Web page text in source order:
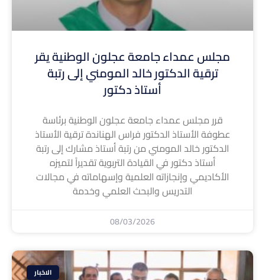
مجلس عمداء جامعة عجلون الوطنية يقر
ترقية الدكتور خالد المومني إلى رتبة
أستاذ دكتور
قرر مجلس عمداء جامعة عجلون الوطنية برئاسة
عطوفة الأستاذ الدكتور فراس الهناندة ترقية الأستاذ
الدكتور خالد المومني من رتبة أستاذ مشارك إلى رتبة
أستاذ دكتور في القيادة التربوية تقديراً لتميزه
الأكاديمي وإنجازاته العلمية وإسهاماته في مجالات
التدريس والبحث العلمي وخدمة
08/03/2026
الاخبار